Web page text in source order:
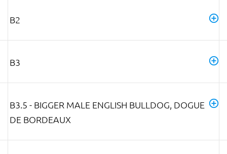
B2
B3
B3.5 - BIGGER MALE ENGLISH BULLDOG, DOGUE
DE BORDEAUX